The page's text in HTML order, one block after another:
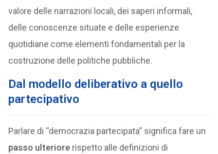
valore delle narrazioni locali, dei saperi informali,
delle conoscenze situate e delle esperienze
quotidiane come elementi fondamentali per la
costruzione delle politiche pubbliche.
Dal modello deliberativo a quello
partecipativo
Parlare di “democrazia partecipata” significa fare un
passo ulteriore rispetto alle definizioni di